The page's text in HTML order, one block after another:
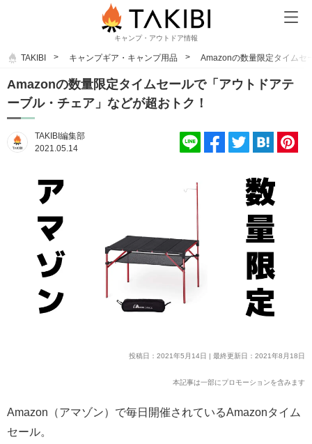
キャンプ・アウトドア情報
TAKIBI キャンプギア・キャンプ用品 Amazonの数量限定タイムセ
Amazonの数量限定タイムセールで「アウトドアテ
ーブル・チェア」などが超おトク！
TAKIBI編集部
2021.05.14
投稿日：2021年5月14日 | 最終更新日：2021年8月18日
本記事は一部にプロモーションを含みます
Amazon（アマゾン）で毎日開催されているAmazonタイム
セール。